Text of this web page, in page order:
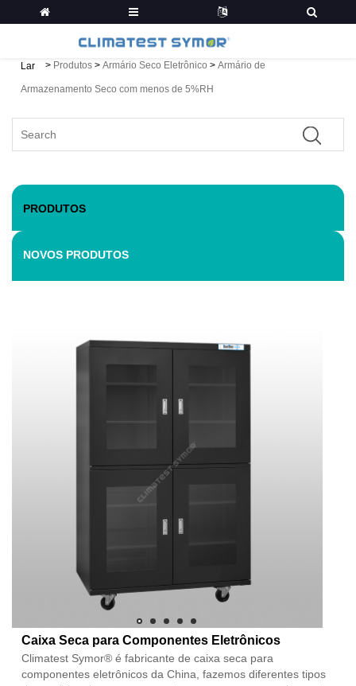
Lar > Produtos > Armário Seco Eletrônico > Armário de
Armazenamento Seco com menos de 5%RH
PRODUTOS
NOVOS PRODUTOS
Caixa Seca para Componentes Eletrônicos
Climatest Symor® é fabricante de caixa seca para
componentes eletrônicos da China, fazemos diferentes tipos